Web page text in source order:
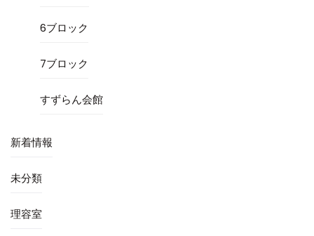
6ブロック
7ブロック
すずらん会館
新着情報
未分類
理容室